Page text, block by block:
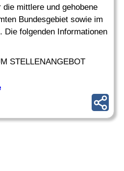
die mittlere und gehobene
Bundesgebiet sowie im
Die folgenden Informationen
STELLENANGEBOT